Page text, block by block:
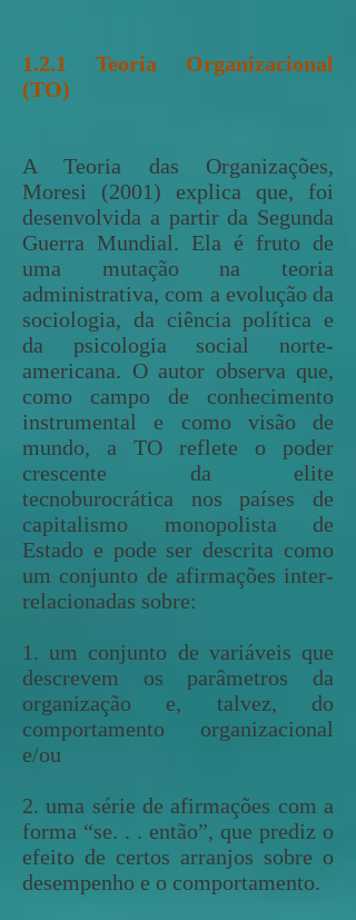
1.2.1 Teoria Organizacional
(TO)
A Teoria das Organizações,
Moresi (2001) explica que, foi
desenvolvida a partir da Segunda
Guerra Mundial. Ela é fruto de
uma mutação na teoria
administrativa, com a evolução da
sociologia, da ciência política e
da psicologia social norte-
americana. O autor observa que,
como campo de conhecimento
instrumental e como visão de
mundo, a TO reflete o poder
crescente da elite
tecnoburocrática nos países de
capitalismo monopolista de
Estado e pode ser descrita como
um conjunto de afirmações inter-
relacionadas sobre:
1. um conjunto de variáveis que
descrevem os parâmetros da
organização e, talvez, do
comportamento organizacional
e/ou
2. uma série de afirmações com a
forma “se. . . então”, que prediz o
efeito de certos arranjos sobre o
desempenho e o comportamento.